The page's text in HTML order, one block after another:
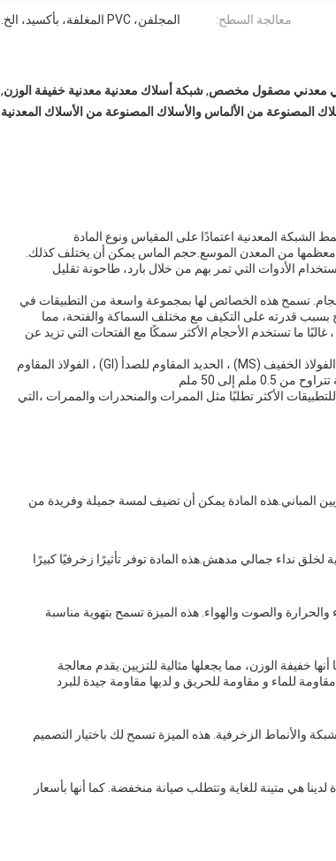
معالجة السطح: المجلفن، PVC المغلفة، بأكسيد، الخ.
معدني مصقول مخصص,شبكة أسلاك معدنية معدنية خفيفة الوزن,
المصنوعة من الألماس والأسلاك المصنوعة من الأسلاك المعدنية
الشبكة المعدنية اعتمادًا على المقياس ونوع المادة
معظمها من المعدن الموسع.حجم الماس يمكن أن يختلف كذلك.
الأدوات التي تمر بهم من خلال بارد، طاحونة تقليل
تسمح هذه الخصائص لها بمجموعة واسعة من التطبيقات في
بسبب قدرته على التكيف مع مختلف السماكة والفتحة، مما
ما تستخدم الأحجام الأكثر سمكًا مع الفتحات التي تزيد عن
الصفائح المعدنية الموسعة متوفرة في مجموعة متنوعة من المواد مثل الفولاذ الخفيف (MS) ، الحديد المقاوم للصدأ (GI) ، الفولاذ المقاوم
الأكثر تطلبًا مثل الممرات والمنحدرات والممرات ،التي
المباني.هذه المادة يمكن أن تضيف لمسة جميلة وفريدة من
لخلق نداء جمالي مدهش.هذه المادة توفر تأثيرًا زخرفيًا كبيرًا
والصوت والهواء. هذه الميزة تسمح بتهوية مناسبة
خفيفة الوزن، مما يجعلها مثالية للتزيين.يقدم معالجة
للماء و مقاومة للحريق و لديها مقاومة جيدة للبرد
والأنماط الزخرفية. هذه الميزة تسمح لك باختيار التصميم
هي متينة للغاية وتتطلب صيانة منخفضة. كما أنها بأسعار